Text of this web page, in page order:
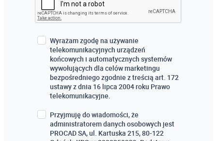
Wyrażam zgodę na używanie
telekomunikacyjnych urządzeń
końcowych i automatycznych systemów
wywołujących dla celów marketingu
bezpośredniego zgodnie z treścią art. 172
ustawy z dnia 16 lipca 2004 roku Prawo
telekomunikacyjne.
Przyjmuję do wiadomości, że
administratorem danych osobowych jest
PROCAD SA, ul. Kartuska 215, 80-122